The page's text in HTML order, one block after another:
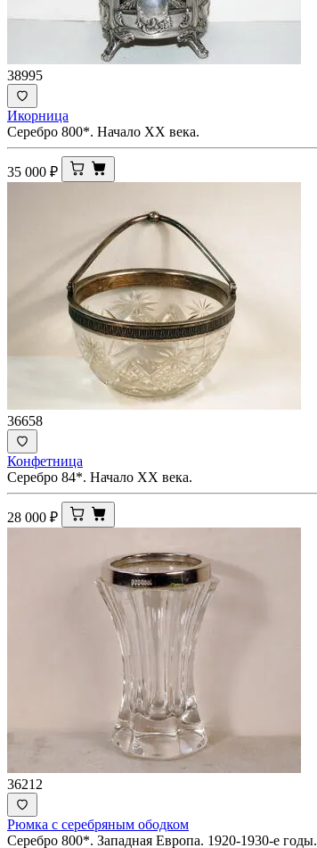
38995
Икорница
Серебро 800*. Начало ХХ века.
35 000 ₽
36658
Конфетница
Серебро 84*. Начало ХХ века.
28 000 ₽
36212
Рюмка с серебряным ободком
Серебро 800*. Западная Европа. 1920-1930-е годы.